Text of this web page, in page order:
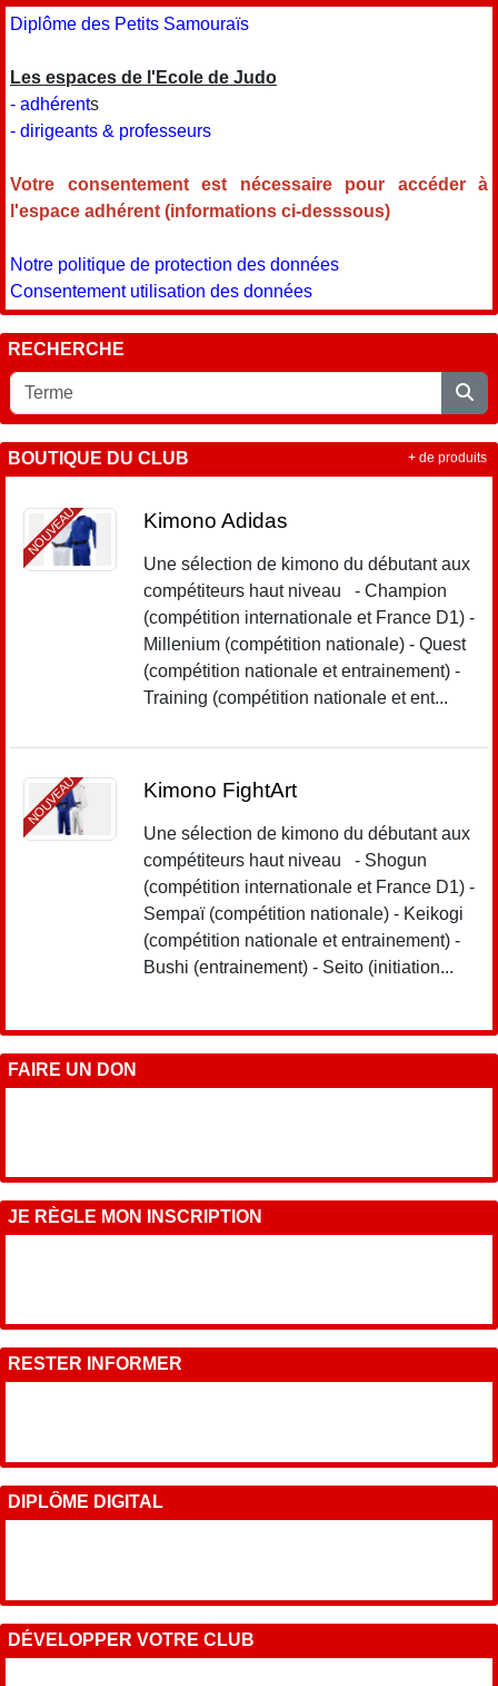
Diplôme des Petits Samouraïs
Les espaces de l'Ecole de Judo
- adhérents
- dirigeants & professeurs
Votre consentement est nécessaire pour accéder à
l'espace adhérent (informations ci-desssous)
Notre politique de protection des données
Consentement utilisation des données
RECHERCHE
BOUTIQUE DU CLUB
NOUVEAU Kimono Adidas
Une sélection de kimono du débutant aux
compétiteurs haut niveau - Champion
(compétition internationale et France D1) -
Millenium (compétition nationale) - Quest
(compétition nationale et entrainement) -
Training (compétition nationale et ent...
NOUVEAU Kimono FightArt
Une sélection de kimono du débutant aux
compétiteurs haut niveau - Shogun
(compétition internationale et France D1) -
Sempaï (compétition nationale) - Keikogi
(compétition nationale et entrainement) -
Bushi (entrainement) - Seito (initiation...
+ de produits
FAIRE UN DON
JE RÈGLE MON INSCRIPTION
RESTER INFORMER
DIPLÔME DIGITAL
DÉVELOPPER VOTRE CLUB